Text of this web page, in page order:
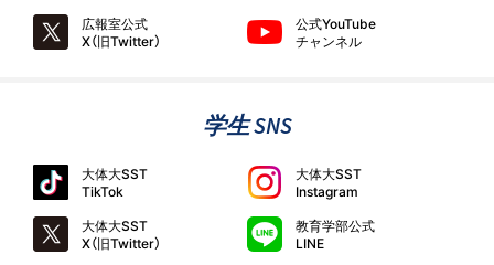
広報室公式
X（旧Twitter）
公式YouTube
チャンネル
学生 SNS
大体大SST
TikTok
大体大SST
Instagram
大体大SST
X（旧Twitter）
教育学部公式
LINE